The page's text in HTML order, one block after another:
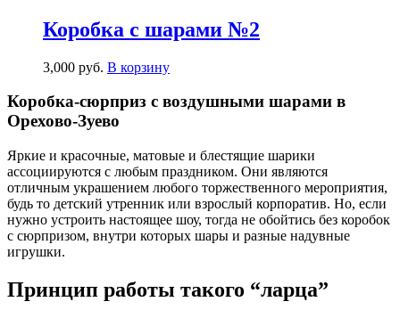
Коробка с шарами №2
3,000 руб. В корзину
Коробка-сюрприз с воздушными шарами в
Орехово-Зуево
Яркие и красочные, матовые и блестящие шарики
ассоциируются с любым праздником. Они являются
отличным украшением любого торжественного мероприятия,
будь то детский утренник или взрослый корпоратив. Но, если
нужно устроить настоящее шоу, тогда не обойтись без коробок
с сюрпризом, внутри которых шары и разные надувные
игрушки.
Принцип работы такого “ларца”